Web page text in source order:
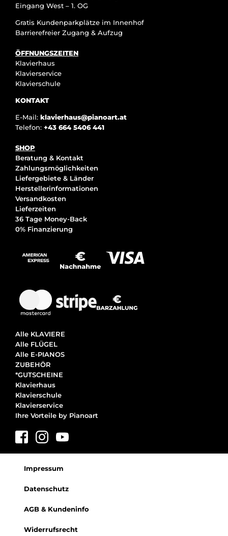
Eingang West – 1. OG
Gratis Kundenparkplätze im Innenhof
Barrierefreier Zugang & Aufzug
ÖFFNUNGSZEITEN
Klavierhaus
Klavierservice
Klavierschule
KONTAKT
E-Mail: klavierhaus@pianoart.at
Telefon: +43 664 5406 441
SHOP
Beratung & Kontakt
Zahlungsmöglichkeiten
Liefergebiete & Länder
Herstellerinformationen
Versandkosten
Lieferzeiten
36 Tage Money-Back
0% Finanzierung
Alle KLAVIERE
Alle FLÜGEL
Alle E-PIANOS
ZUBEHÖR
*GUTSCHEINE
Klavierhaus
Klavierschule
Klavierservice
Ihre Vorteile by Pianoart
Impressum
Datenschutz
AGB & Kundeninfo
Widerrufsrecht